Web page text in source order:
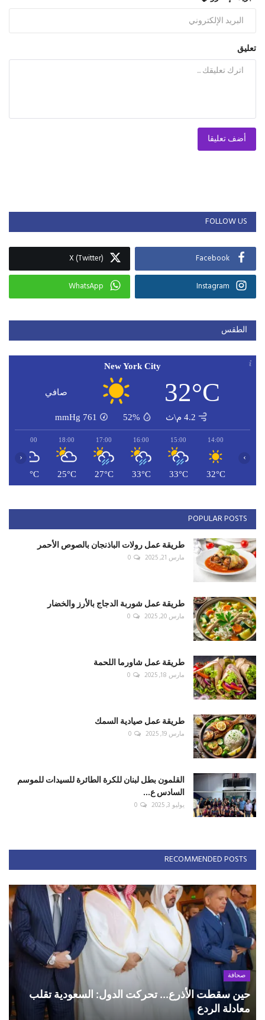
تعليق
أضف تعليقا
FOLLOW US
Facebook
X (Twitter)
Instagram
WhatsApp
الطقس
New York City
32°C صافي
4.2 م\ث 52%
761
mmHg
14:00
32°C
15:00
33°C
16:00
33°C
17:00
27°C
18:00
25°C
19:00
26°C
‹ ›
POPULAR POSTS
طريقة عمل رولات الباذنجان بالصوص الأحمر
مارس 21, 2025 0
طريقة عمل شوربة الدجاج بالأرز والخضار
مارس 20, 2025 0
طريقة عمل شاورما اللحمة
مارس 18, 2025 0
طريقة عمل صيادية السمك
مارس 19, 2025 0
القلمون بطل لبنان للكرة الطائرة للسيدات للموسم
السادس ع...
يوليو 3, 2025 0
RECOMMENDED POSTS
صحافة
حين سقطت الأذرع... تحركت الدول: السعودية تقلب
معادلة الردع